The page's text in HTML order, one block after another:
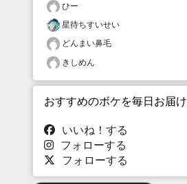
ひー
星待ちすいせい
どんまい鼻毛
きしめん
おすすめのボケを毎日お届け
いいね！する
フォローする
フォローする